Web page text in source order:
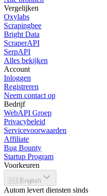
Vergelijken
Oxylabs
Scrapingbee
Bright Data
ScraperAPI
SerpAPI
Alles bekijken
Account
Inloggen
Registreren
Neem contact op
Bedrijf
WebAPI Groep
Privacybeleid
Servicevoorwaarden
Affiliate
Bug Bounty
Startup Program
Voorkeuren
🇺🇸 English
Autom levert diensten sinds